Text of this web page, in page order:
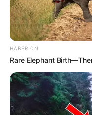
HABERION
Rare Elephant